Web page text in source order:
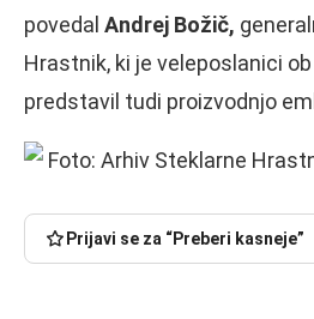
povedal Andrej Božič,
Hrastnik, ki je veleposlanici
predstavil tudi proizvodnjo
Foto: Arhiv Steklarne
Prijavi se za “Preberi kasneje”